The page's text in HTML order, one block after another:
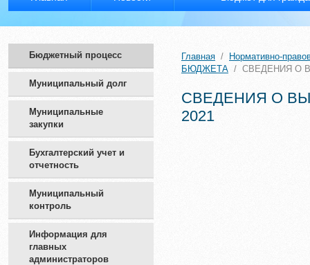
Бюджетный процесс
Муниципальный долг
Муниципальные
закупки
Бухгалтерский учет и
отчетность
Муниципальный
контроль
Информация для
главных
администраторов
Главная /
Нормативно-
БЮДЖЕТА / СВЕДЕНИЯ О
СВЕДЕНИЯ О
2021